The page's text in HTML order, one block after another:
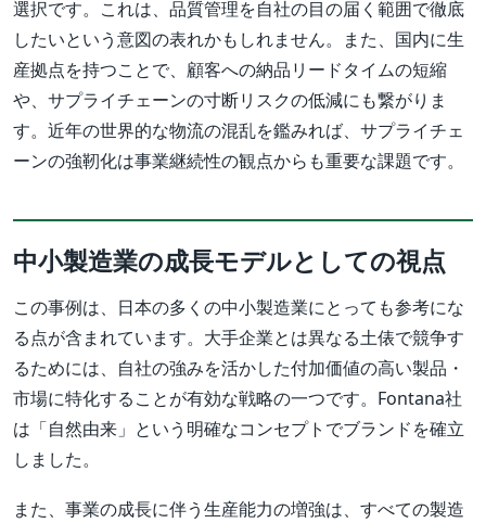
選択です。これは、品質管理を自社の目の届く範囲で徹底
したいという意図の表れかもしれません。また、国内に生
産拠点を持つことで、顧客への納品リードタイムの短縮
や、サプライチェーンの寸断リスクの低減にも繋がりま
す。近年の世界的な物流の混乱を鑑みれば、サプライチェ
ーンの強靭化は事業継続性の観点からも重要な課題です。
中小製造業の成長モデルとしての視点
この事例は、日本の多くの中小製造業にとっても参考にな
る点が含まれています。大手企業とは異なる土俵で競争す
るためには、自社の強みを活かした付加価値の高い製品・
市場に特化することが有効な戦略の一つです。Fontana社
は「自然由来」という明確なコンセプトでブランドを確立
しました。
また、事業の成長に伴う生産能力の増強は、すべての製造